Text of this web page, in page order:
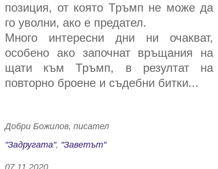
позиция, от която Тръмп не може да
го уволни, ако е предател.
Много интересни дни ни очакват,
особено ако започнат връщания на
щати към Тръмп, в резултат на
повторно броене и съдебни битки...
Добри Божилов, писател
"Задругата", "Заветът"